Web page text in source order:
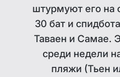
штурмуют его на
30 бат и
Таваен и Самае.
среди недели
пляжи (Тьен